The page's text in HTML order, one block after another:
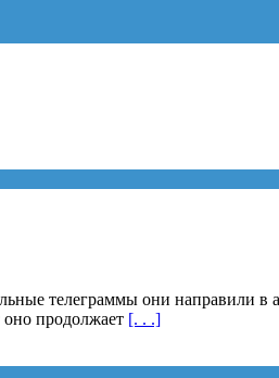
телеграммы они направили в
продолжает [. . .]